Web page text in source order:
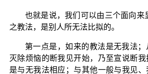
也就是说，我们可以由三个面向来
之教法，是别人所无法比拟的。
第一点是，如来的教法是无我法
灭除烦恼的断我见开始，乃至宣说断
是与无我法相应；与其他一般与我见